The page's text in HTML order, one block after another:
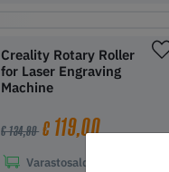
Creality Rotary Roller
for Laser Engraving
Machine
€ 134,90 € 119,00
Varastosaldo